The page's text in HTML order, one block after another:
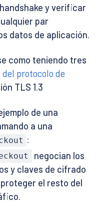
y verificar
par
datos de aplicación.
como teniendo tres
protocolo de
TLS 1.3
de una
a una
:
negocian los
y claves de cifrado
el resto del